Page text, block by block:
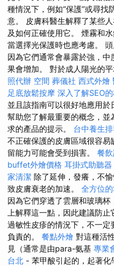
種情況下，例如“保護”或尋找
意。 皮膚科醫生解釋了某些
及如何正確使用它。 煙霧和
當選擇光保護時也應考慮。
因為它們通常會暴露於強，
果會增加。 對於成人陽光的
照代辦 空間 葬儀社 西式外燴
足底放鬆按摩 深入了解SEO
並且該指南可以很好地應用
幫助您了解最重要的概念，
求的產品的提示。 台中養生
不正確保護的皮膚區域很容
留能力可能會受到損害。 餐
buffet外燴價格 耳掛式助聽器
家清潔 除了延伸，發癢，不
致皮膚衰老的加速。 全方位
因為它們穿透了雲層和玻璃
上解釋這一點，因此建議防
過敏性皮疹的情況下，不一
負責的。 餐點外燴 對這種活
見（通常是由para-氨基 專業
台北 - 苯甲酸引起的，起著化